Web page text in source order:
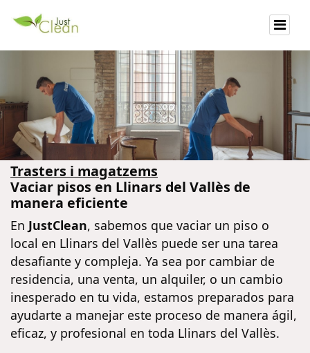
Trasters i magatzems
Vaciar pisos en Llinars del Vallès de
manera eficiente
En JustClean, sabemos que vaciar un piso o
local en Llinars del Vallès puede ser una tarea
desafiante y compleja. Ya sea por cambiar de
residencia, una venta, un alquiler, o un cambio
inesperado en tu vida, estamos preparados para
ayudarte a manejar este proceso de manera ágil,
eficaz, y profesional en toda Llinars del Vallès.